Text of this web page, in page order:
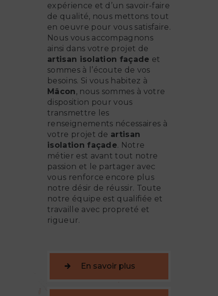
expérience et d’un savoir-faire
de qualité, nous mettons tout
en oeuvre pour vous satisfaire.
Nous vous accompagnons
ainsi dans votre projet de
artisan isolation façade et
sommes à l’écoute de vos
besoins. Si vous habitez à
Mâcon, nous sommes à votre
disposition pour vous
transmettre les
renseignements nécessaires à
votre projet de artisan
isolation façade. Notre
métier est avant tout notre
passion et le partager avec
vous renforce encore plus
notre désir de réussir. Toute
notre équipe est qualifiée et
travaille avec propreté et
rigueur.
En savoir plus